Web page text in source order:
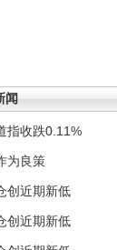
闻
指收跌0.11%
为良策
创近期新低
创近期新低